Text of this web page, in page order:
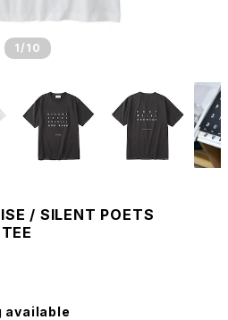
1/10
/ SILENT POETS
available